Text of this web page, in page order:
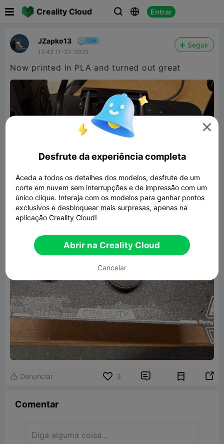
Creality Cloud   Entrar
JZapko13
12:42 11-22-2025
Seguir
Now printed in PLA and turned out great
 Denunciar 3  
Comentar

Desfrute da experiência completa
Aceda a todos os detalhes dos modelos, desfrute de um
corte em nuvem sem interrupções e de impressão com um
único clique. Interaja com os modelos para ganhar pontos
exclusivos e desbloquear mais surpresas, apenas na
aplicação Creality Cloud!
Abrir na Creality Cloud
Cancelar